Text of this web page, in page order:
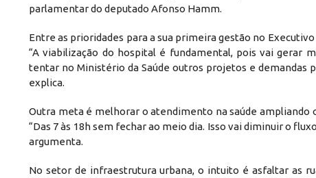
parlamentar do deputado Afonso Hamm.
Entre as prioridades para a sua primeira gestão no
“A viabilização do hospital é fundamental, pois vai gerar
tentar no Ministério da Saúde outros projetos e
explica.
Outra meta é melhorar o atendimento na saúde ampliando
“Das 7 às 18h sem fechar ao meio dia. Isso vai diminuir o
argumenta.
No setor de infraestrutura urbana, o intuito é asfaltar as